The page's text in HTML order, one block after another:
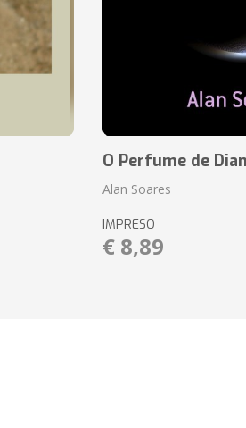
O Perfume de
Alan Soares
IMPRESO
€ 8,89